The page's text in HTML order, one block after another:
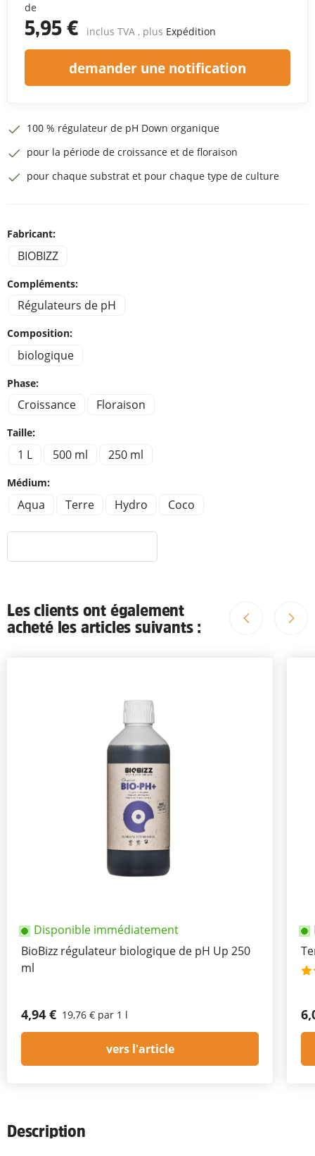
de
5,95 € inclus TVA , plus Expédition
demander une notification
100 % régulateur de pH Down organique
pour la période de croissance et de floraison
pour chaque substrat et pour chaque type de culture
Fabricant:
BIOBIZZ
Compléments:
Régulateurs de pH
Composition:
biologique
Phase:
Croissance Floraison
Taille:
1 L 500 ml 250 ml
Médium:
Aqua Terre Hydro Coco
Les clients ont également
acheté les articles suivants :
Disponible immédiatement
BioBizz régulateur biologique de pH Up 250
ml
4,94 € 19,76 € par 1 l
vers l'article
Description